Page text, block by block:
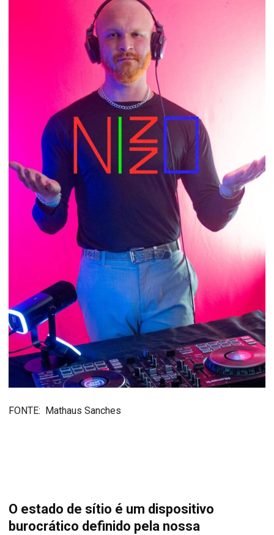
FONTE: Mathaus Sanches
O estado de sítio é um dispositivo
burocrático definido pela nossa